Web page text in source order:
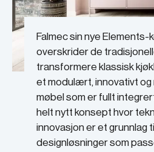
Falmec sin nye Elements-
overskrider de
transformere klassisk
et modulært, innovativt og
møbel som er fullt
helt nytt konsept hvor
innovasjon er et grunnlag
designløsninger som